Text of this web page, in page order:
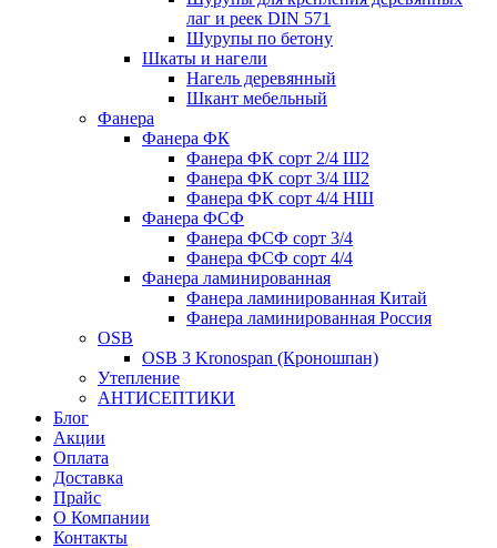
лаг и реек DIN 571
Шурупы по бетону
Шкаты и нагели
Нагель деревянный
Шкант мебельный
Фанера
Фанера ФК
Фанера ФК сорт 2/4 Ш2
Фанера ФК сорт 3/4 Ш2
Фанера ФК сорт 4/4 НШ
Фанера ФСФ
Фанера ФСФ сорт 3/4
Фанера ФСФ сорт 4/4
Фанера ламинированная
Фанера ламинированная Китай
Фанера ламинированная Россия
OSB
OSB 3 Kronospan (Кроношпан)
Утепление
АНТИСЕПТИКИ
Блог
Акции
Оплата
Доставка
Прайс
О Компании
Контакты